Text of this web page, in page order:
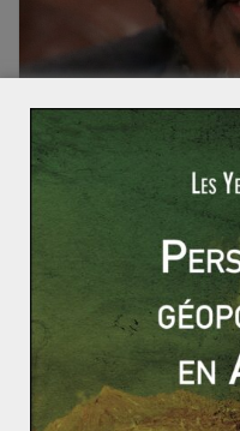
ACTUALITÉS
16
La Somalie élit
Après sept mois
hier son nouveau
ancien Président
Read More